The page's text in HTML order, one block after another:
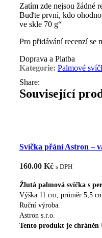
Zatím zde nejsou žádné
Buďte první, kdo
ve skle 70 g“
Pro přidávání recenzí se
Doprava a Platba
Kategorie: Palmové
Share:
Související
Svíčka přání Astron –
160.00 Kč s DPH
Žlutá palmová svíčka s
Výška 11 cm, průměr 5,5
Ruční výroba.
Astron s.r.o.
Tento produkt je chráněn